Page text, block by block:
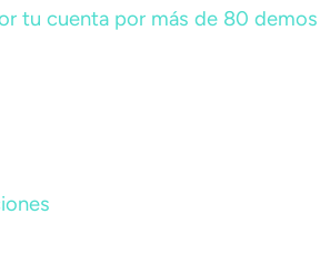
tu cuenta por más de 80